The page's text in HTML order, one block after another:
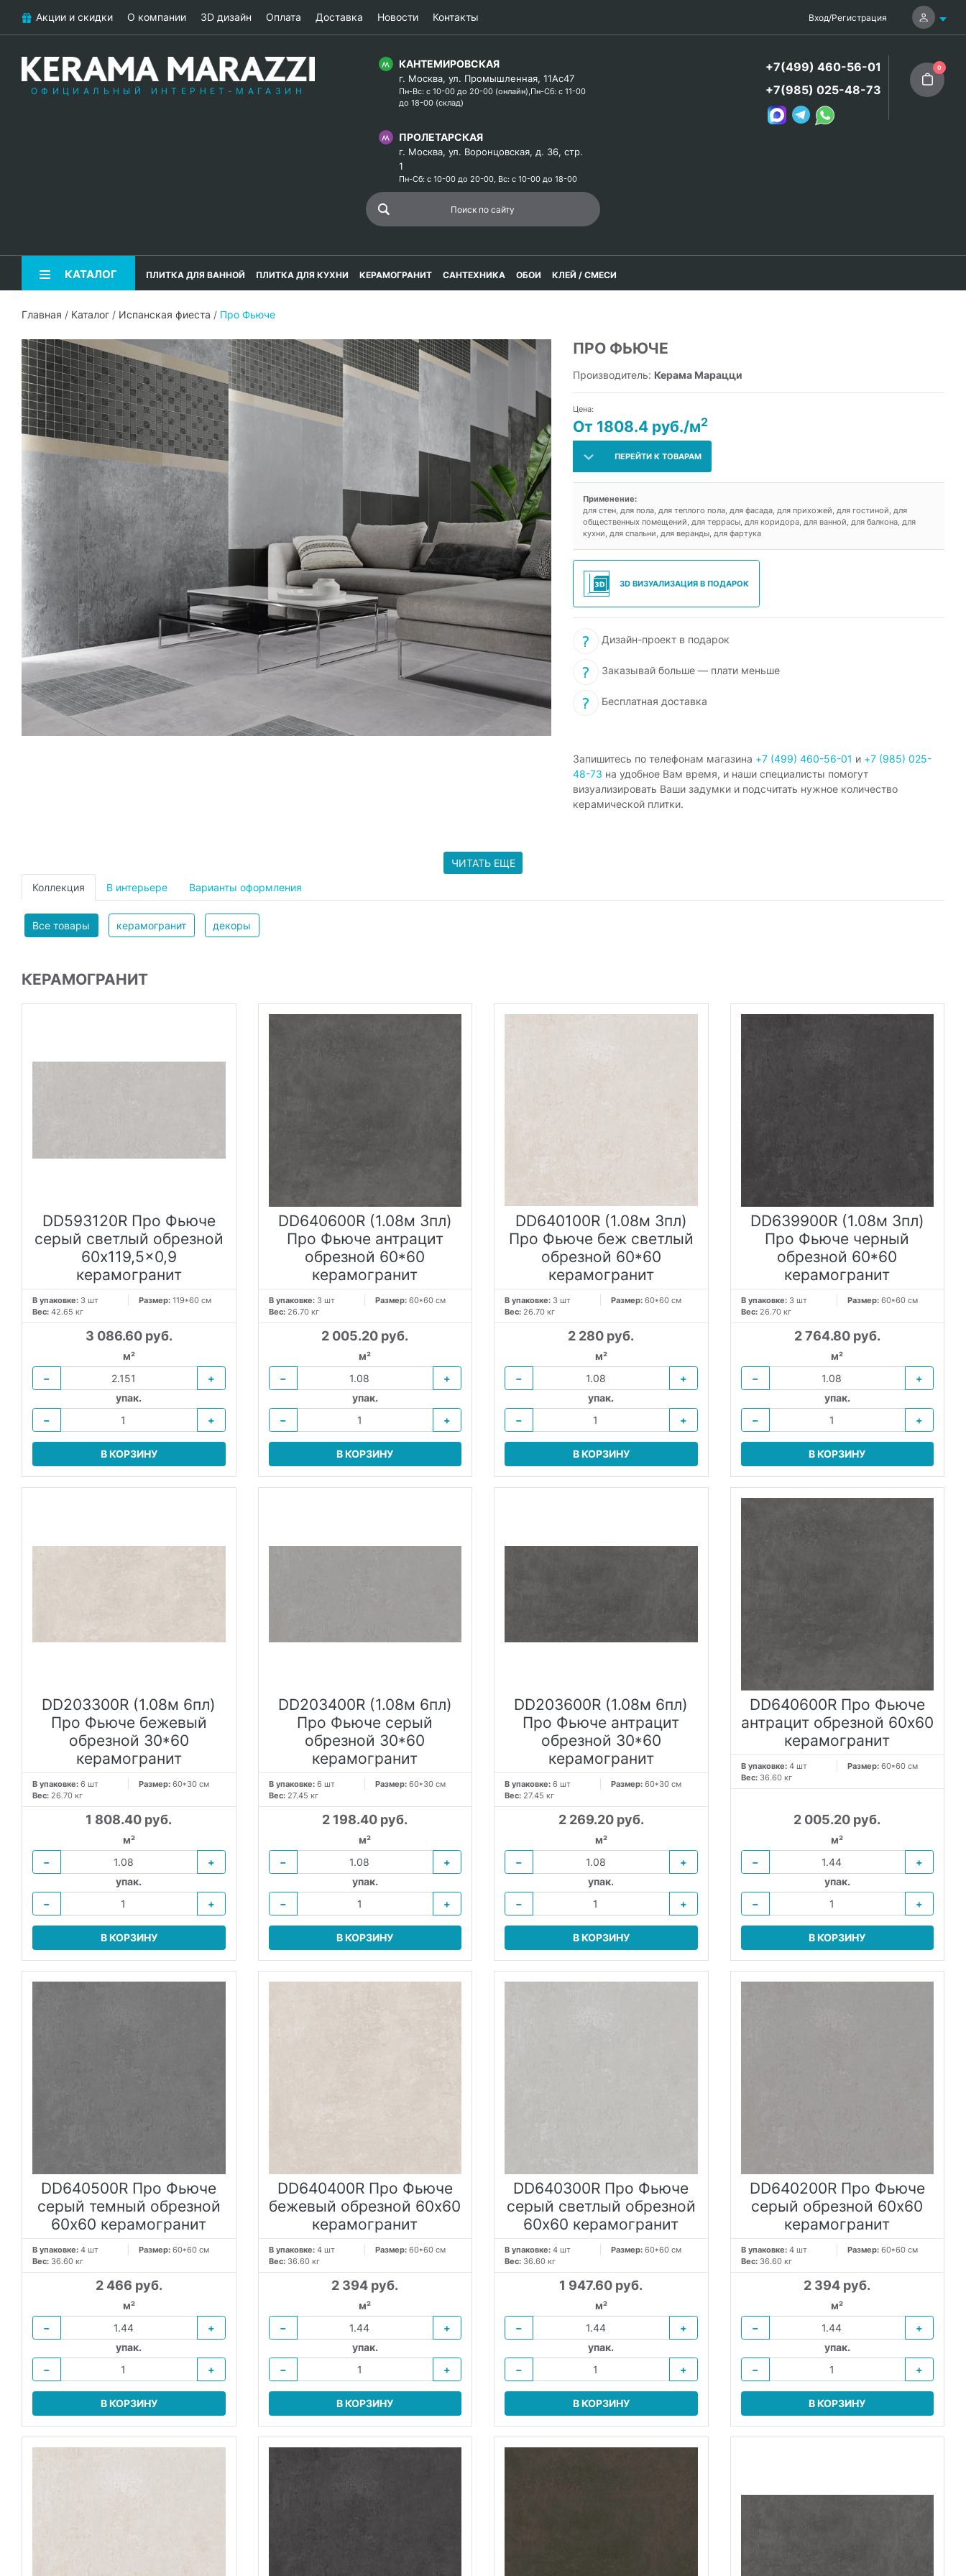
Акции и скидки О компании 3D дизайн Оплата Доставка Новости Контакты Вход/Регистрация
ОФИЦИАЛЬНЫЙ ИНТЕРНЕТ-МАГАЗИН
КАНТЕМИРОВСКАЯ
г. Москва, ул. Промышленная, 11Ас47
Пн-Вс: с 10-00 до 20-00 (онлайн),Пн-Сб: с 11-00
до 18-00 (склад)
ПРОЛЕТАРСКАЯ
г. Москва, ул. Воронцовская, д. 36, стр.
1
Пн-Сб: с 10-00 до 20-00, Вс: с 10-00 до 18-00
+7(499) 460-56-01
+7(985) 025-48-73
0
КАТАЛОГ ПЛИТКА ДЛЯ ВАННОЙ ПЛИТКА ДЛЯ КУХНИ КЕРАМОГРАНИТ САНТЕХНИКА ОБОИ КЛЕЙ / СМЕСИ
Главная / Каталог / Испанская фиеста / Про Фьюче
ПРО ФЬЮЧЕ
Производитель: Керама Марацци
Цена:
От 1808.4 руб./м2
ПЕРЕЙТИ К ТОВАРАМ
Применение:
для стен, для пола, для теплого пола, для фасада, для прихожей, для гостиной, для
общественных помещений, для террасы, для коридора, для ванной, для балкона, для
кухни, для спальни, для веранды, для фартука
3D ВИЗУАЛИЗАЦИЯ В ПОДАРОК
Дизайн-проект в подарок
Заказывай больше — плати меньше
Бесплатная доставка
Запишитесь по телефонам магазина +7 (499) 460-56-01 и +7 (985) 025-
48-73 на удобное Вам время, и наши специалисты помогут
визуализировать Ваши задумки и подсчитать нужное количество
керамической плитки.
ЧИТАТЬ ЕЩЕ
Коллекция В интерьере Варианты оформления
Все товары керамогранит декоры
КЕРАМОГРАНИТ
DD593120R Про Фьюче
серый светлый обрезной
60x119,5x0,9
керамогранит
В упаковке: 3 шт Размер:119*60 см
Вес: 42.65 кг
3 086.60 руб.
м²
−
+
упак.
−
+
В КОРЗИНУ
DD640600R (1.08м 3пл)
Про Фьюче антрацит
обрезной 60*60
керамогранит
В упаковке:3 шт Размер: 60*60 см
Вес: 26.70 кг
2 005.20 руб.
м²
−
+
упак.
−
+
В КОРЗИНУ
DD640100R (1.08м 3пл)
Про Фьюче беж светлый
обрезной 60*60
керамогранит
В упаковке: 3 шт Размер:60*60 см
Вес: 26.70 кг
2 280 руб.
м²
−
+
упак.
−
+
В КОРЗИНУ
DD639900R (1.08м 3пл)
Про Фьюче черный
обрезной 60*60
керамогранит
В упаковке:3 шт Размер: 60*60 см
Вес: 26.70 кг
2 764.80 руб.
м²
−
+
упак.
−
+
В КОРЗИНУ
DD203300R (1.08м 6пл)
Про Фьюче бежевый
обрезной 30*60
керамогранит
В упаковке: 6 шт Размер:60*30 см
Вес: 26.70 кг
1 808.40 руб.
м²
−
+
упак.
−
+
В КОРЗИНУ
DD203400R (1.08м 6пл)
Про Фьюче серый
обрезной 30*60
керамогранит
В упаковке:6 шт Размер: 60*30 см
Вес: 27.45 кг
2 198.40 руб.
м²
−
+
упак.
−
+
В КОРЗИНУ
DD203600R (1.08м 6пл)
Про Фьюче антрацит
обрезной 30*60
керамогранит
В упаковке: 6 шт Размер:60*30 см
Вес: 27.45 кг
2 269.20 руб.
м²
−
+
упак.
−
+
В КОРЗИНУ
DD640600R Про Фьюче
антрацит обрезной 60x60
керамогранит
В упаковке:4 шт Размер: 60*60 см
Вес: 36.60 кг
2 005.20 руб.
м²
−
+
упак.
−
+
В КОРЗИНУ
DD640500R Про Фьюче
серый темный обрезной
60x60 керамогранит
В упаковке: 4 шт Размер:60*60 см
Вес: 36.60 кг
2 466 руб.
м²
−
+
упак.
−
+
В КОРЗИНУ
DD640400R Про Фьюче
бежевый обрезной 60x60
керамогранит
В упаковке:4 шт Размер: 60*60 см
Вес: 36.60 кг
2 394 руб.
м²
−
+
упак.
−
+
В КОРЗИНУ
DD640300R Про Фьюче
серый светлый обрезной
60x60 керамогранит
В упаковке: 4 шт Размер:60*60 см
Вес: 36.60 кг
1 947.60 руб.
м²
−
+
упак.
−
+
В КОРЗИНУ
DD640200R Про Фьюче
серый обрезной 60x60
керамогранит
В упаковке:4 шт Размер: 60*60 см
Вес: 36.60 кг
2 394 руб.
м²
−
+
упак.
−
+
В КОРЗИНУ